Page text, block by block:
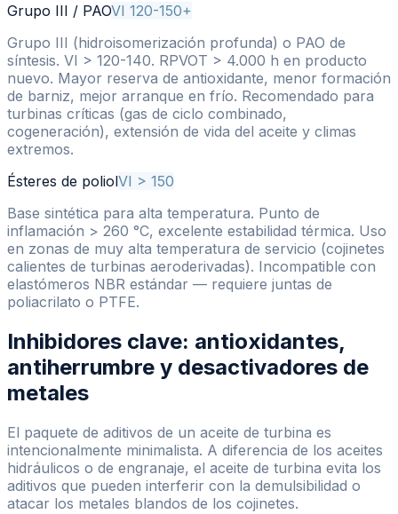
Grupo III / PAOVI 120-150+
Grupo III (hidroisomerización profunda) o PAO de
síntesis. VI > 120-140. RPVOT > 4.000 h en producto
nuevo. Mayor reserva de antioxidante, menor formación
de barniz, mejor arranque en frío. Recomendado para
turbinas críticas (gas de ciclo combinado,
cogeneración), extensión de vida del aceite y climas
extremos.
Ésteres de poliolVI > 150
Base sintética para alta temperatura. Punto de
inflamación > 260 °C, excelente estabilidad térmica. Uso
en zonas de muy alta temperatura de servicio (cojinetes
calientes de turbinas aeroderivadas). Incompatible con
elastómeros NBR estándar — requiere juntas de
poliacrilato o PTFE.
Inhibidores clave: antioxidantes,
antiherrumbre y desactivadores de
metales
El paquete de aditivos de un aceite de turbina es
intencionalmente minimalista. A diferencia de los aceites
hidráulicos o de engranaje, el aceite de turbina evita los
aditivos que pueden interferir con la demulsibilidad o
atacar los metales blandos de los cojinetes.